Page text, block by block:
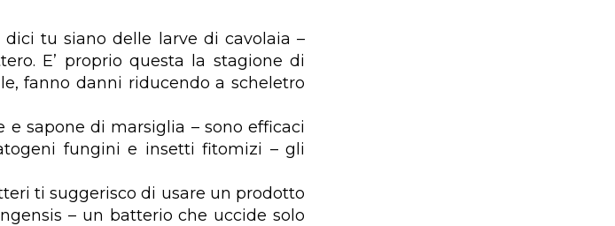
tu siano delle larve di cavolaia –
E’ proprio questa la stagione di
fanno danni riducendo a scheletro
sapone di marsiglia – sono efficaci
fungini e insetti fitomizi – gli
ti suggerisco di usare un prodotto
– un batterio che uccide solo